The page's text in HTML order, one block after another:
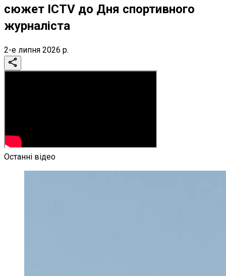
сюжет ICTV до Дня спортивного
журналіста
2-е липня 2026 р.
Останні відео